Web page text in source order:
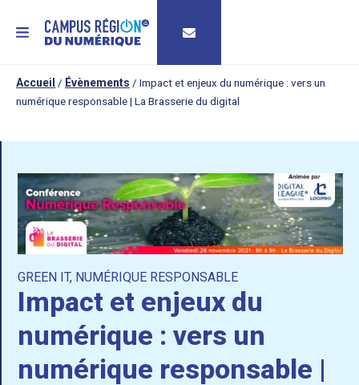
MENU
Accueil / Évènements / Impact et enjeux du numérique : vers un
numérique responsable | La Brasserie du digital
GREEN IT, NUMÉRIQUE RESPONSABLE
Impact et enjeux du
numérique : vers un
numérique responsable |